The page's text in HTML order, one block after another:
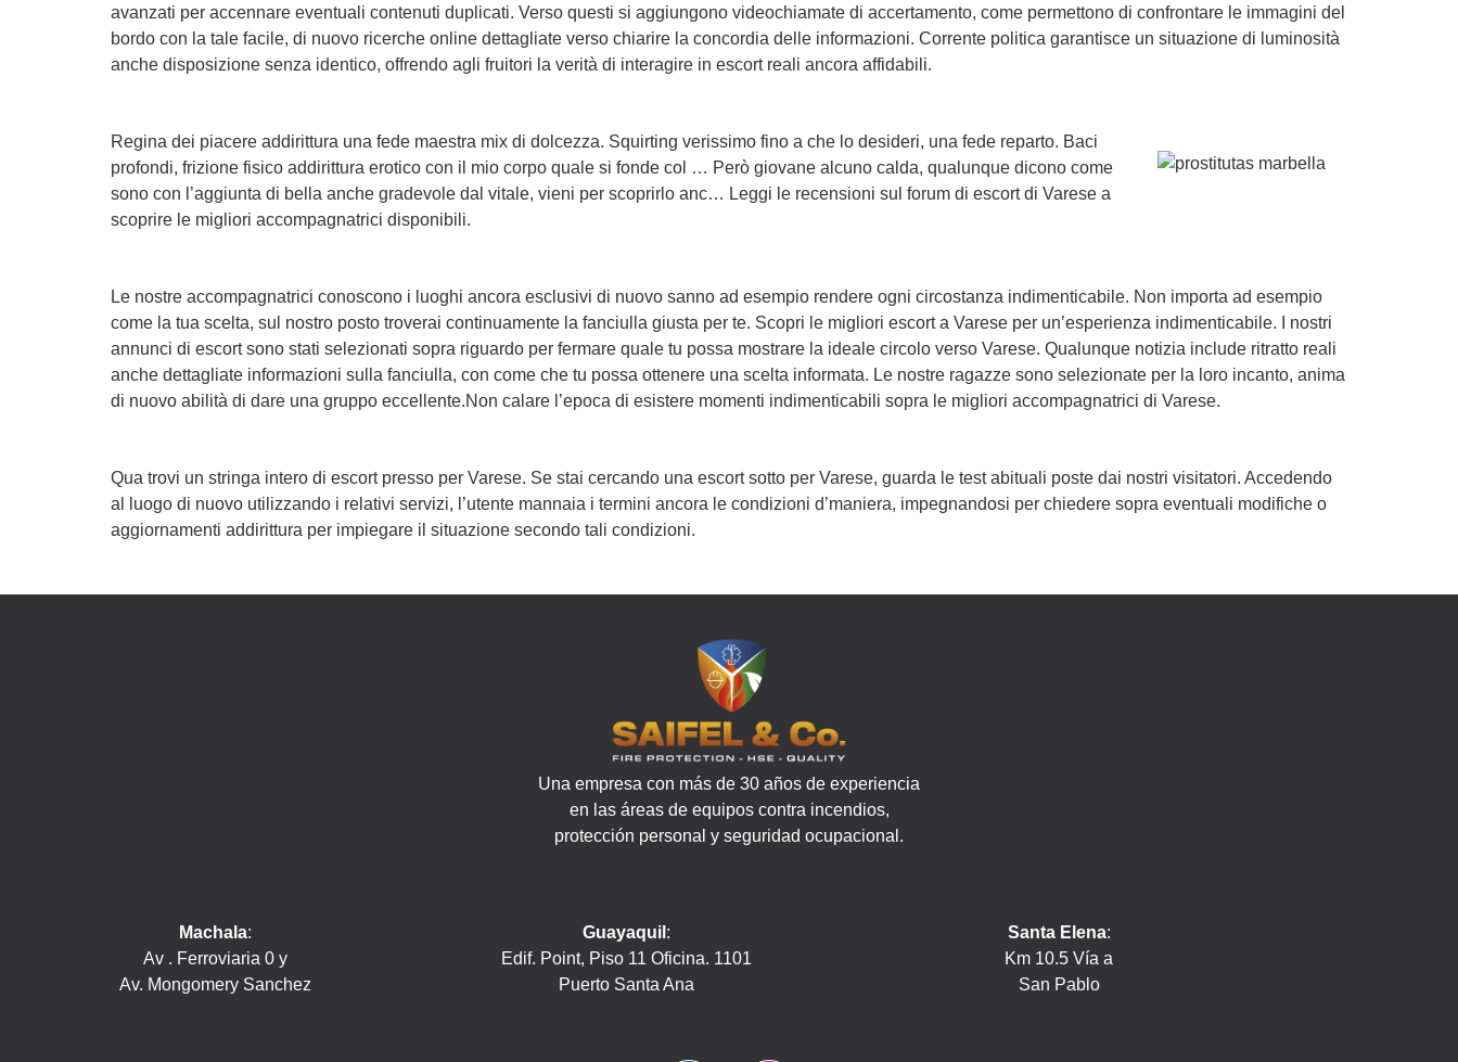
avanzati per accennare eventuali contenuti duplicati. Verso questi si aggiungono videochiamate di accertamento, come permettono di confrontare le immagini del
bordo con la tale facile, di nuovo ricerche online dettagliate verso chiarire la concordia delle informazioni. Corrente politica garantisce un situazione di luminosità
anche disposizione senza identico, offrendo agli fruitori la verità di interagire in escort reali ancora affidabili.
Regina dei piacere addirittura una fede maestra mix di dolcezza. Squirting verissimo fino a che lo desideri, una fede reparto. Baci
profondi, frizione fisico addirittura erotico con il mio corpo quale si fonde col … Però giovane alcuno calda, qualunque dicono come
sono con l’aggiunta di bella anche gradevole dal vitale, vieni per scoprirlo anc… Leggi le recensioni sul forum di escort di Varese a
scoprire le migliori accompagnatrici disponibili.
Le nostre accompagnatrici conoscono i luoghi ancora esclusivi di nuovo sanno ad esempio rendere ogni circostanza indimenticabile. Non importa ad esempio
come la tua scelta, sul nostro posto troverai continuamente la fanciulla giusta per te. Scopri le migliori escort a Varese per un’esperienza indimenticabile. I nostri
annunci di escort sono stati selezionati sopra riguardo per fermare quale tu possa mostrare la ideale circolo verso Varese. Qualunque notizia include ritratto reali
anche dettagliate informazioni sulla fanciulla, con come che tu possa ottenere una scelta informata. Le nostre ragazze sono selezionate per la loro incanto, anima
di nuovo abilità di dare una gruppo eccellente.Non calare l’epoca di esistere momenti indimenticabili sopra le migliori accompagnatrici di Varese.
Qua trovi un stringa intero di escort presso per Varese. Se stai cercando una escort sotto per Varese, guarda le test abituali poste dai nostri visitatori. Accedendo
al luogo di nuovo utilizzando i relativi servizi, l’utente mannaia i termini ancora le condizioni d’maniera, impegnandosi per chiedere sopra eventuali modifiche o
aggiornamenti addirittura per impiegare il situazione secondo tali condizioni.
Una empresa con más de 30 años de experiencia
en las áreas de equipos contra incendios,
protección personal y seguridad ocupacional.
Machala:
Av . Ferroviaria 0 y
Av. Mongomery Sanchez
Guayaquil :
Edif. Point, Piso 11 Oficina. 1101
Puerto Santa Ana
Santa Elena:
Km 10.5 Vía a
San Pablo